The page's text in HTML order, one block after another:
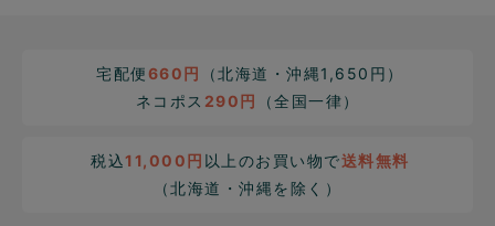
宅配便660円
（北海道・沖縄1,650円）
ネコポス 290円 （全国一律）
税込11,000円 以上のお買い物で送料無料
（北海道・沖縄を除く）